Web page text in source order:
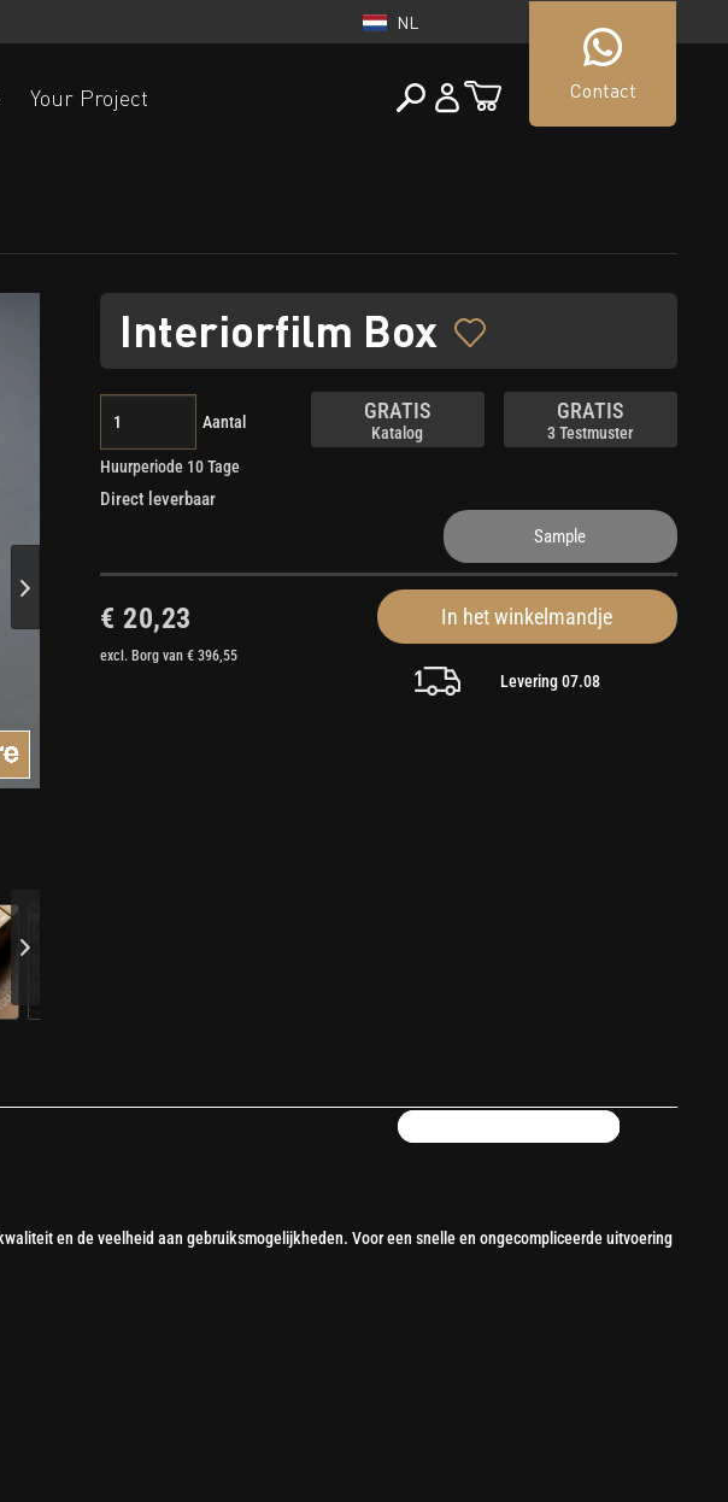
NL
Contact
Your Project
Interiorfilm Box
Aantal GRATIS
Katalog
GRATIS
3 Testmuster
Huurperiode 10 Tage
Direct leverbaar
Sample
€ 20,23 In het winkelmandje
excl. Borg van € 396,55
Levering 07.08
en de veelheid aan gebruiksmogelijkheden. Voor een snelle en ongecompliceerde uitvoering